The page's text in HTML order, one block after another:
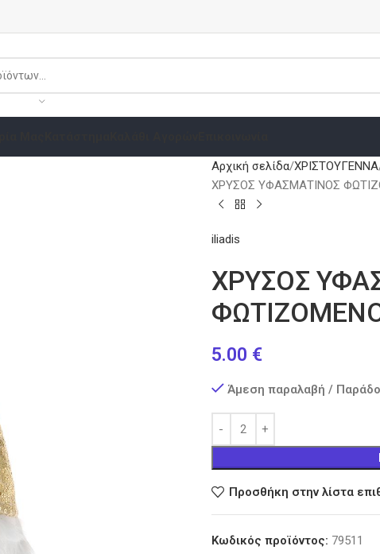
Αρχική σελίδα ΧΡΙΣΤΟΥΓΕΝΝΑ
ΧΡΥΣΟΣ ΥΦΑΣΜΑΤΙΝΟΣ
iliadis
ΧΡΥΣΟΣ
5.00 €
Άμεση παραλαβή /
Προσθήκη στην λίστα
Κωδικός προϊόντος: 79511